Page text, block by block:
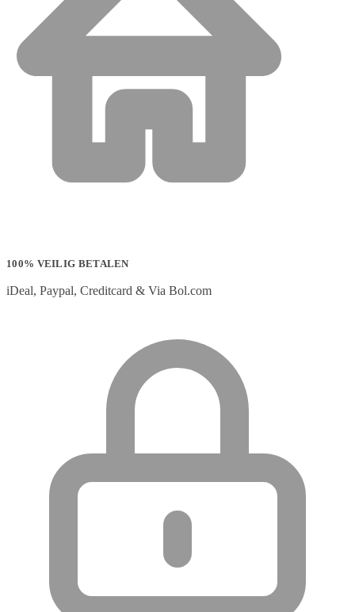
100% VEILIG BETALEN
iDeal, Paypal, Creditcard & Via Bol.com